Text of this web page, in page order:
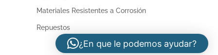
Materiales Resistentes a Corrosión
Repuestos
¿En que le podemos ayudar?